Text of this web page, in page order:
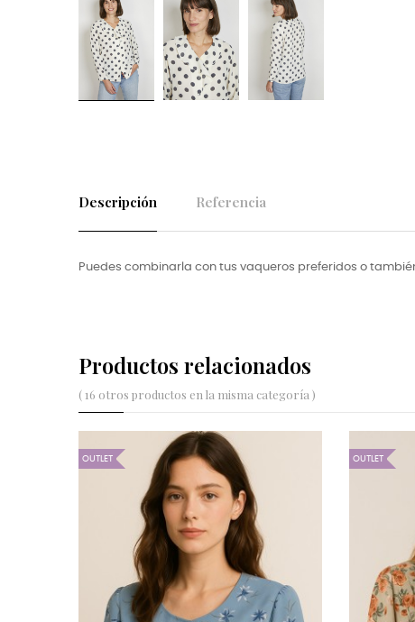
Descripción Referencia
Puedes combinarla con tus vaqueros preferidos o
Productos relacionados
( 16 otros productos en la misma categoría )
OUTLET OUTLET